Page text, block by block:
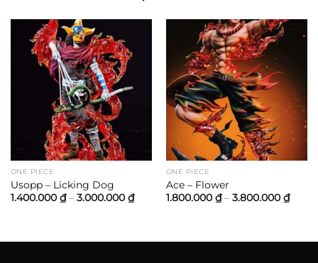
ONE PIECE
Usopp – Licking Dog
1.400.000 ₫ – 3.000.000 ₫Khoảng
giá:
3.000.000 ₫
ONE PIECE
Ace – Flower
1.800.000 ₫ – 3.800.000 ₫
giá: